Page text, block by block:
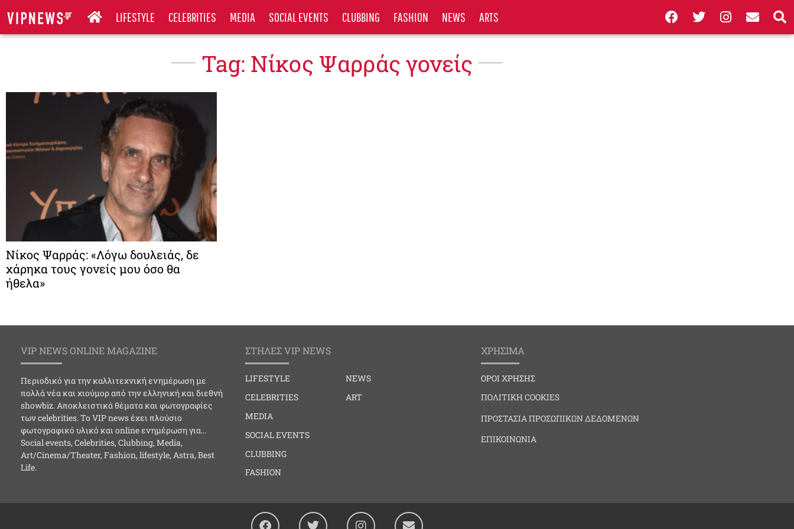
LIFESTYLE CELEBRITIES MEDIA SOCIAL EVENTS CLUBBING FASHION NEWS ARTS
Tag: Νίκος Ψαρράς γονείς
Νίκος Ψαρράς: «Λόγω δουλειάς, δε
χάρηκα τους γονείς μου όσο θα
ήθελα»
VIP NEWS ONLINE MAGAZINE
Περιοδικό για την καλλιτεχνική ενημέρωση με
πολλά νέα και χιούμορ από την ελληνική και διεθνή
showbiz. Αποκλειστικά θέματα και φωτογραφίες
των celebrities. Το VIP news έχει πλούσιο
φωτογραφικό υλικό και online ενημέρωση για…
Social events, Celebrities, Clubbing, Media,
Art/Cinema/Theater, Fashion, lifestyle, Astra, Best
Life.
ΣΤΗΛΕΣ VIP NEWS
LIFESTYLE
CELEBRITIES
MEDIA
SOCIAL EVENTS
CLUBBING
FASHION
NEWS
ART
ΧΡΗΣΙΜΑ
ΟΡΟΙ ΧΡΗΣΗΣ
ΠΟΛΙΤΙΚΗ COOKIES
ΠΡΟΣΤΑΣΙΑ ΠΡΟΣΩΠΙΚΩΝ ΔΕΔΟΜΕΝΩΝ
ΕΠΙΚΟΙΝΩΝΙΑ